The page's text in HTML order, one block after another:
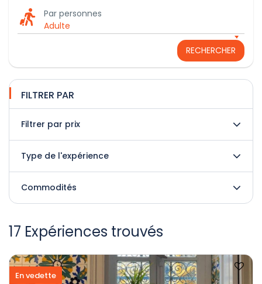
Par personnes
Adulte
RECHERCHER
FILTRER PAR
Filtrer par prix
Type de l'expérience
Commodités
17 Expériences trouvés
En vedette